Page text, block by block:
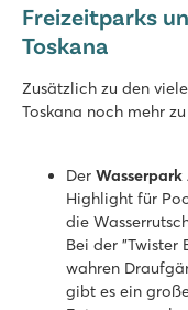
Freizeitparks
Toskana
Zusätzlich zu den
Toskana noch mehr
Der
Highlight für
die
Bei der "Twister
wahren
gibt es ein